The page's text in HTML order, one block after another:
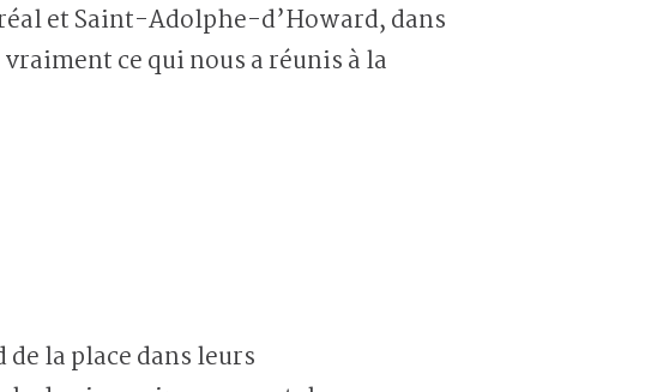
et Saint-Adolphe-d’Howard, dans
ce qui nous a réunis à la
la place dans leurs